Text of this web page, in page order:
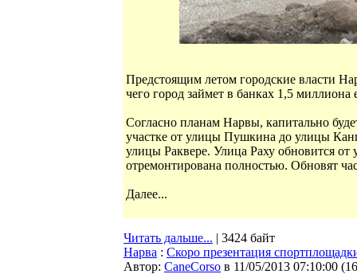
Предстоящим летом городские власти
чего город займет в банках 1,5 миллиона
Согласно планам Нарвы, капитально
участке от улицы Пушкина до улицы
улицы Раквере. Улица Раху обновится от
отремонтирована полностью. Обновят
Далее...
Читать дальше... | 3424 байт
Нарва : Скоро презентация
Автор: CaneCorso в 11/05/2013 07:10:00 (